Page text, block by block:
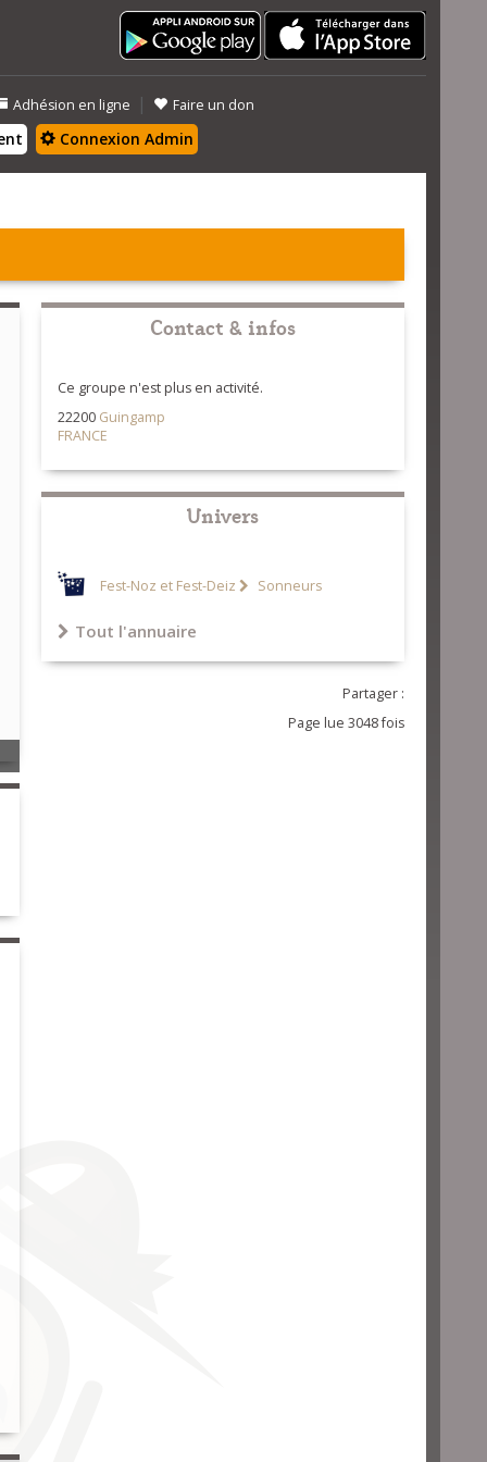
Adhésion en ligne | Faire un don
Connexion Admin
Contact & infos
Ce groupe n'est plus en activité.
22200 Guingamp
FRANCE
Univers
Fest-Noz et Fest-Deiz Sonneurs
Tout l'annuaire
Partager :
Page lue 3048 fois